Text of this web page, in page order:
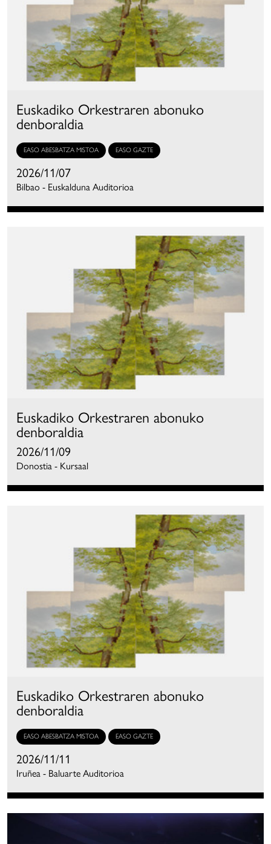
Euskadiko Orkestraren abonuko
denboraldia
EASO ABESBATZA MISTOA EASO GAZTE
2026/11/07
Bilbao - Euskalduna Auditorioa
Euskadiko Orkestraren abonuko
denboraldia
2026/11/09
Donostia - Kursaal
Euskadiko Orkestraren abonuko
denboraldia
EASO ABESBATZA MISTOA EASO GAZTE
2026/11/11
Iruñea - Baluarte Auditorioa